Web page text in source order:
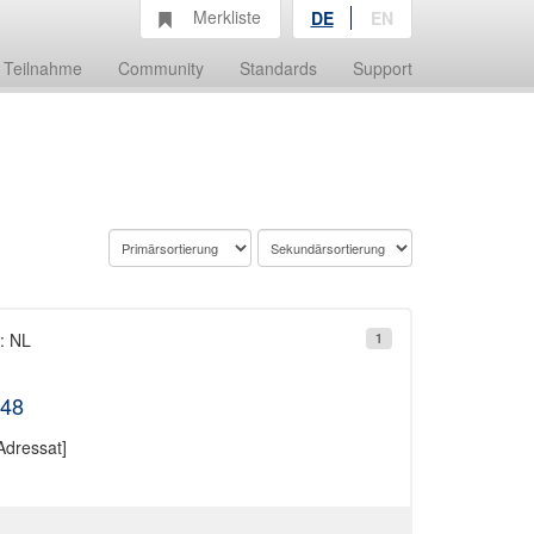
Teilnahme Community Standards Support
Merkliste DE EN
1
NL